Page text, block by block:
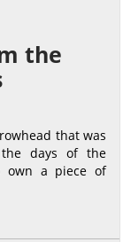
the
that was
days of the
own a piece of